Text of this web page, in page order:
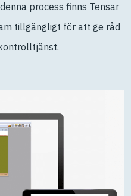
process finns Tensar
tillgängligt för att ge råd